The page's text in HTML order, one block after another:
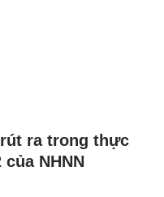
ra trong thực
NHNN